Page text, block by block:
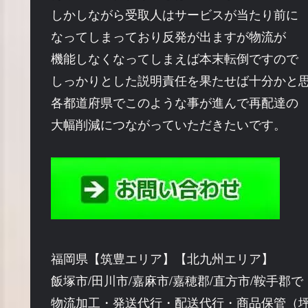
しかしながら受取人はサービスが当たり前に
なってしまっており反発が出ますが物流が
機能しなくなってしまえば本末転倒ですので
しっかりとした説明責任を果たせば十分かと
各都道府県でこのような事が進んで再配達の
大幅削減につながっていただきたいです。
福岡県【筑豊エリア】【北九州エリア】
飯塚市/田川市/嘉麻市/嘉穂郡/直方市/鞍手郡で
物流加工・発送代行・配送代行・商品保管（坪